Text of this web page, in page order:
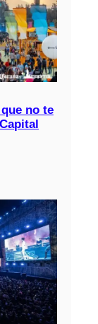
no te